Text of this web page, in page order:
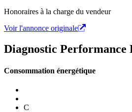
Honoraires à la charge du vendeur
Voir l'annonce originale
Diagnostic Performance
Consommation énergétique
C